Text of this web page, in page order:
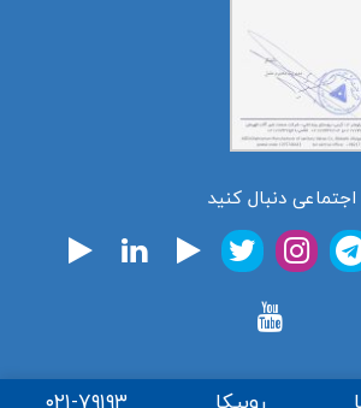
دنبال کنید